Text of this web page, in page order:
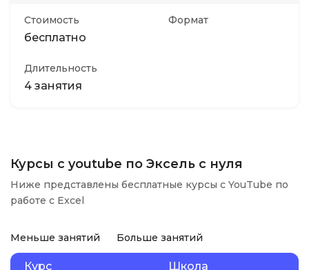
Стоимость
бесплатно
Формат
Длительность
4 занятия
Курсы с youtube по Эксель с нуля
Ниже представлены бесплатные курсы с YouTube по
работе с Excel
Меньше занятий Больше занятий
Курс Школа